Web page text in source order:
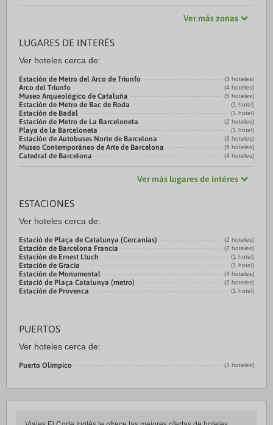
Ver más zonas
LUGARES DE INTERÉS
Ver hoteles cerca de:
Estación de Metro del Arco de Triunfo (3 hoteles)
Arco del Triunfo (4 hoteles)
Museo Arqueológico de Cataluña (5 hoteles)
Estación de Metro de Bac de Roda (1 hotel)
Estación de Badal (1 hotel)
Estación de Metro de La Barceloneta (2 hoteles)
Playa de la Barceloneta (1 hotel)
Estación de Autobuses Norte de Barcelona (3 hoteles)
Museo Contemporáneo de Arte de Barcelona (5 hoteles)
Catedral de Barcelona (4 hoteles)
Ver más lugares de intéres
ESTACIONES
Ver hoteles cerca de:
Estació de Plaça de Catalunya (Cercanias) (2 hoteles)
Estación de Barcelona Francia (2 hoteles)
Estación de Ernest Lluch (1 hotel)
Estación de Gracia (1 hotel)
Estación de Monumental (4 hoteles)
Estació de Plaça Catalunya (metro) (2 hoteles)
Estación de Provenca (1 hotel)
PUERTOS
Ver hoteles cerca de:
Puerto Olímpico (3 hoteles)